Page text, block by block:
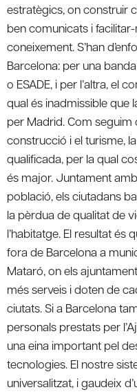
estratègics, on construir
ben comunicats i
coneixement. S’han
Barcelona: per una
o ESADE, i per l’altra, el
qual és inadmissible que
per Madrid. Com seguim
construcció i el turisme,
qualificada, per la qual
és major. Juntament
població, els ciutadans
la pèrdua de qualitat de
l’habitatge. El resultat és
fora de Barcelona a
Mataró, on els
més serveis i doten de
ciutats. Si a Barcelona
personals prestats per
una eina important pel
tecnologies. El nostre
universalitzat, i gaudeix